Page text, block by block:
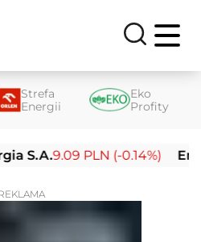
Strefa
Energii
Eko
Profity
9.09 PLN (-0.14%) Enea